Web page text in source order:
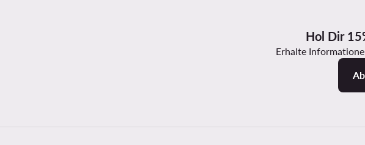
Hol Dir
Erhalte